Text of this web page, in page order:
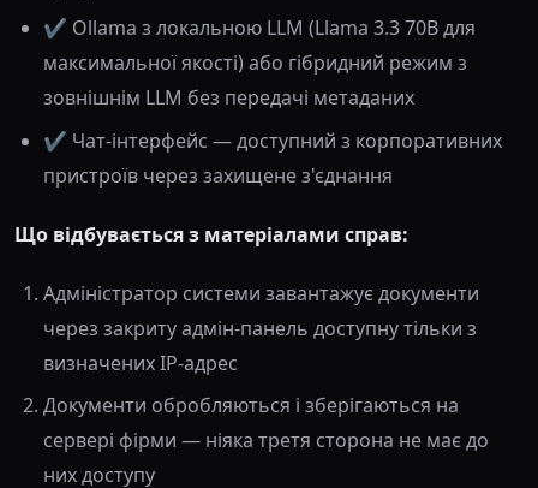
✔️ Ollama з локальною LLM (Llama 3.3 70B для
максимальної якості) або гібридний режим з
зовнішнім LLM без передачі метаданих
✔️ Чат-інтерфейс — доступний з корпоративних
пристроїв через захищене з'єднання
Що відбувається з матеріалами справ:
Адміністратор системи завантажує документи
через закриту адмін-панель доступну тільки з
визначених IP-адрес
Документи обробляються і зберігаються на
сервері фірми — ніяка третя сторона не має до
них доступу